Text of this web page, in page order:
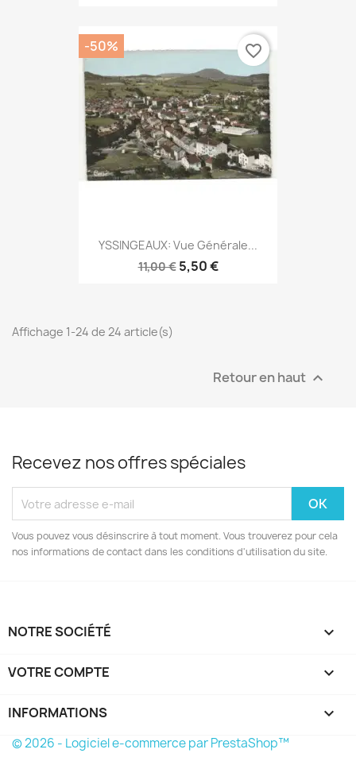
YSSINGEAUX: Vue Générale...
11,00 € 5,50 €
-50% favorite_border
Affichage 1-24 de 24 article(s)
Retour en haut 
Recevez nos offres spéciales
Vous pouvez vous désinscrire à tout moment. Vous trouverez pour cela
nos informations de contact dans les conditions d'utilisation du site.
NOTRE SOCIÉTÉ 
VOTRE COMPTE 
INFORMATIONS keyboard_arrow_down
© 2026 - Logiciel e-commerce par PrestaShop™